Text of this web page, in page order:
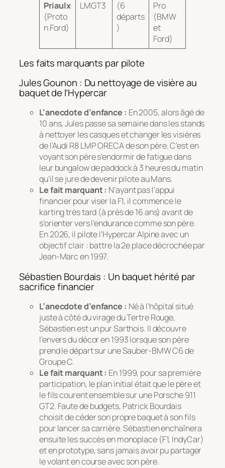
Priaulx
(Proto
n Ford)
LMGT3
(6
départs
)
Pro
(BMW
et
Ford)
Les faits marquants par pilote
Jules Gounon : Du nettoyage de visière au
baquet de l’Hypercar
L’anecdote d’enfance : En 2005, alors âgé de
10 ans, Jules passe sa semaine dans les stands
à nettoyer les casques et changer les visières
de l’Audi R8 LMP ORECA de son père. C’est en
voyant son père s’endormir de fatigue dans
leur bungalow de paddock à 3 heures du matin
qu’il se jure de devenir pilote au Mans.
Le fait marquant : N’ayant pas l’appui
financier pour viser la F1, il commence le
karting très tard (à près de 16 ans) avant de
s’orienter vers l’endurance comme son père.
En 2026, il pilote l’Hypercar Alpine avec un
objectif clair : battre la 2e place décrochée par
Jean-Marc en 1997.
Sébastien Bourdais : Un baquet hérité par
sacrifice financier
L’anecdote d’enfance : Né à l’hôpital situé
juste à côté du virage du Tertre Rouge,
Sébastien est un pur Sarthois. Il découvre
l’envers du décor en 1993 lorsque son père
prend le départ sur une Sauber-BMW C6 de
Groupe C.
Le fait marquant : En 1999, pour sa première
participation, le plan initial était que le père et
le fils courent ensemble sur une Porsche 911
GT2. Faute de budgets, Patrick Bourdais
choisit de céder son propre baquet à son fils
pour lancer sa carrière. Sébastien enchaînera
ensuite les succès en monoplace (F1, IndyCar)
et en prototype, sans jamais avoir pu partager
le volant en course avec son père.